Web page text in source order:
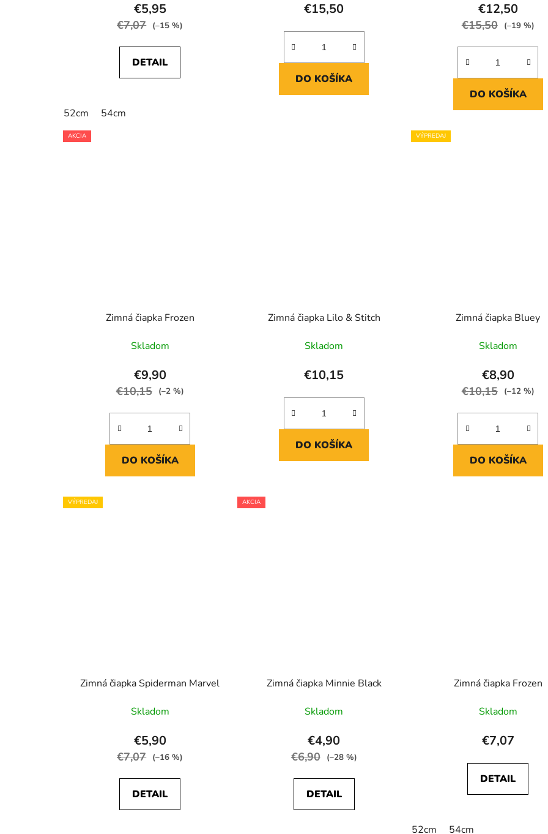
€5,95
€7,07 (–15 %)
DETAIL
52cm 54cm
€15,50
DO KOŠÍKA
€12,50
€15,50 (–19 %)
DO KOŠÍKA
AKCIA
Zimná čiapka Frozen
Skladom
€9,90
€10,15 (–2 %)
DO KOŠÍKA
Zimná čiapka Lilo & Stitch
Skladom
€10,15
DO KOŠÍKA
VÝPREDAJ
Zimná čiapka Bluey
Skladom
€8,90
€10,15 (–12 %)
DO KOŠÍKA
VÝPREDAJ
Zimná čiapka Spiderman Marvel
Skladom
€5,90
€7,07 (–16 %)
DETAIL
AKCIA
Zimná čiapka Minnie Black
Skladom
€4,90
€6,90 (–28 %)
DETAIL
Zimná čiapka Frozen
Skladom
€7,07
DETAIL
52cm 54cm